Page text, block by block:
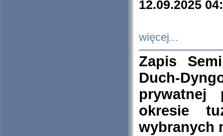
12.09.2025
więcej...
Zapis
Duch-
prywatnej
okresie
wybranych